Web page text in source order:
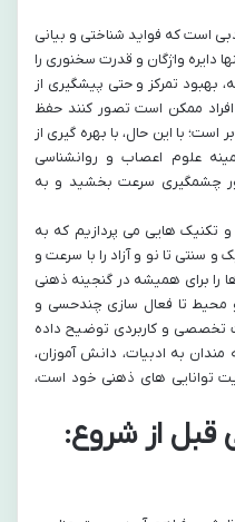
است که فواید شناختی و بیانی
دایره واژگان و قدرت سخنوری را
بهبود تمرکز و حتی پیشگیری از
ممکن است تصور کنند حفظ
است؛ با این حال، با بهره گیری از
علوم اعصاب و روانشناسی
چشمگیری سرعت بخشید و به
تکنیک هایی می پردازیم که به
و سنتی تا نو و آزاد را با سرعت و
را برای همیشه در گنجینه ذهنی
محیط تا فعال سازی چندحسی و
تخصصی و کاربردی توضیح داده
مندان به ادبیات، دانش آموزان،
توانایی های ذهنی خود است،
قبل از شروع: